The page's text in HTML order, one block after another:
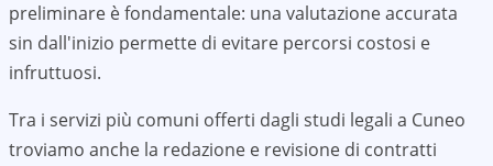
preliminare è fondamentale: una valutazione accurata
sin dall'inizio permette di evitare percorsi costosi e
infruttuosi.
Tra i servizi più comuni offerti dagli studi legali a Cuneo
troviamo anche la redazione e revisione di contratti